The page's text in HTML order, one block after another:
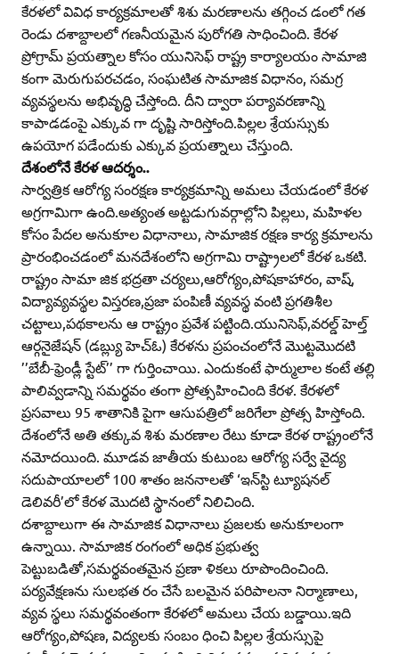
కేరళలో వివిధ కార్యక్రమాలతో శిశు మరణాలను తగ్గించ డంలో గత
రెండు దశాబ్దాలలో గణనీయమైన పురోగతి సాధించింది. కేరళ
ప్రోగ్రామ్‌ ప్రయత్నాల కోసం యునిసెఫ్‌ రాష్ట్ర కార్యాలయం సామాజి
కంగా మెరుగుపరచడం, సంఘటిత సామాజిక విధానం, సమగ్ర
వ్యవస్థలను అభివృద్ధి చేస్తోంది. దీని ద్వారా పర్యావరణాన్ని
కాపాడడంపై ఎక్కువ గా దృష్టి సారిస్తోంది.పిల్లల శ్రేయస్సుకు
ఉపయోగ పడేందుకు ఎక్కువ ప్రయత్నాలు చేస్తుంది.
దేశంలోనే కేరళ ఆదర్శం..
సార్వత్రిక ఆరోగ్య సంరక్షణ కార్యక్రమాన్ని అమలు చేయడంలో కేరళ
అగ్రగామిగా ఉంది.అత్యంత అట్టడుగువర్గాల్లోని పిల్లలు, మహిళల
కోసం పేదల అనుకూల విధానాలు, సామాజిక రక్షణ కార్య క్రమాలను
ప్రారంభించడంలో మనదేశంలోని అగ్రగామి రాష్ట్రాలలో కేరళ ఒకటి.
రాష్ట్రం సామా జిక భద్రతా చర్యలు,ఆరోగ్యం,పోషకాహారం, వాష్‌,
విద్యావ్యవస్థల విస్తరణ,ప్రజా పంపిణీ వ్యవస్థ వంటి ప్రగతిశీల
చట్టాలు,పథకాలను ఆ రాష్ట్రం ప్రవేశ పట్టింది.యునిసెఫ్‌,వరల్డ్‌ హెల్త్‌
ఆర్గనైజేషన్‌ (డబ్ల్యు హెచ్‌ఓ) కేరళను ప్రపంచంలోనే మొట్టమొదటి
’’బేబీ-ఫ్రెండ్లీ స్టేట్‌’’ గా గుర్తించాయి. ఎందుకంటే ఫార్ములాల కంటే తల్లి
పాలివ్వడాన్ని సమర్థవం తంగా ప్రోత్సహించింది కేరళ. కేరళలో
ప్రసవాలు 95 శాతానికి పైగా ఆసుపత్రిలో జరిగేలా ప్రోత్స హిస్తోంది.
దేశంలోనే అతి తక్కువ శిశు మరణాల రేటు కూడా కేరళ రాష్ట్రంలోనే
నమోదయింది. మూడవ జాతీయ కుటుంబ ఆరోగ్య సర్వే వైద్య
సదుపాయాలలో 100 శాతం జననాలతో ‘ఇన్‌స్టి ట్యూషనల్‌
డెలివరీ’లో కేరళ మొదటి స్థానంలో నిలిచింది.
దశాబ్దాలుగా ఈ సామాజిక విధానాలు ప్రజలకు అనుకూలంగా
ఉన్నాయి. సామాజిక రంగంలో అధిక ప్రభుత్వ
పెట్టుబడితో,సమర్థవంతమైన ప్రణా ళికలు రూపొందించింది.
పర్యవేక్షణను సులభత రం చేసే బలమైన పరిపాలనా నిర్మాణాలు,
వ్యవ స్థలు సమర్థవంతంగా కేరళలో అమలు చేయ బడ్డాయి.ఇది
ఆరోగ్యం,పోషణ, విద్యలకు సంబం ధించి పిల్లల శ్రేయస్సుపై